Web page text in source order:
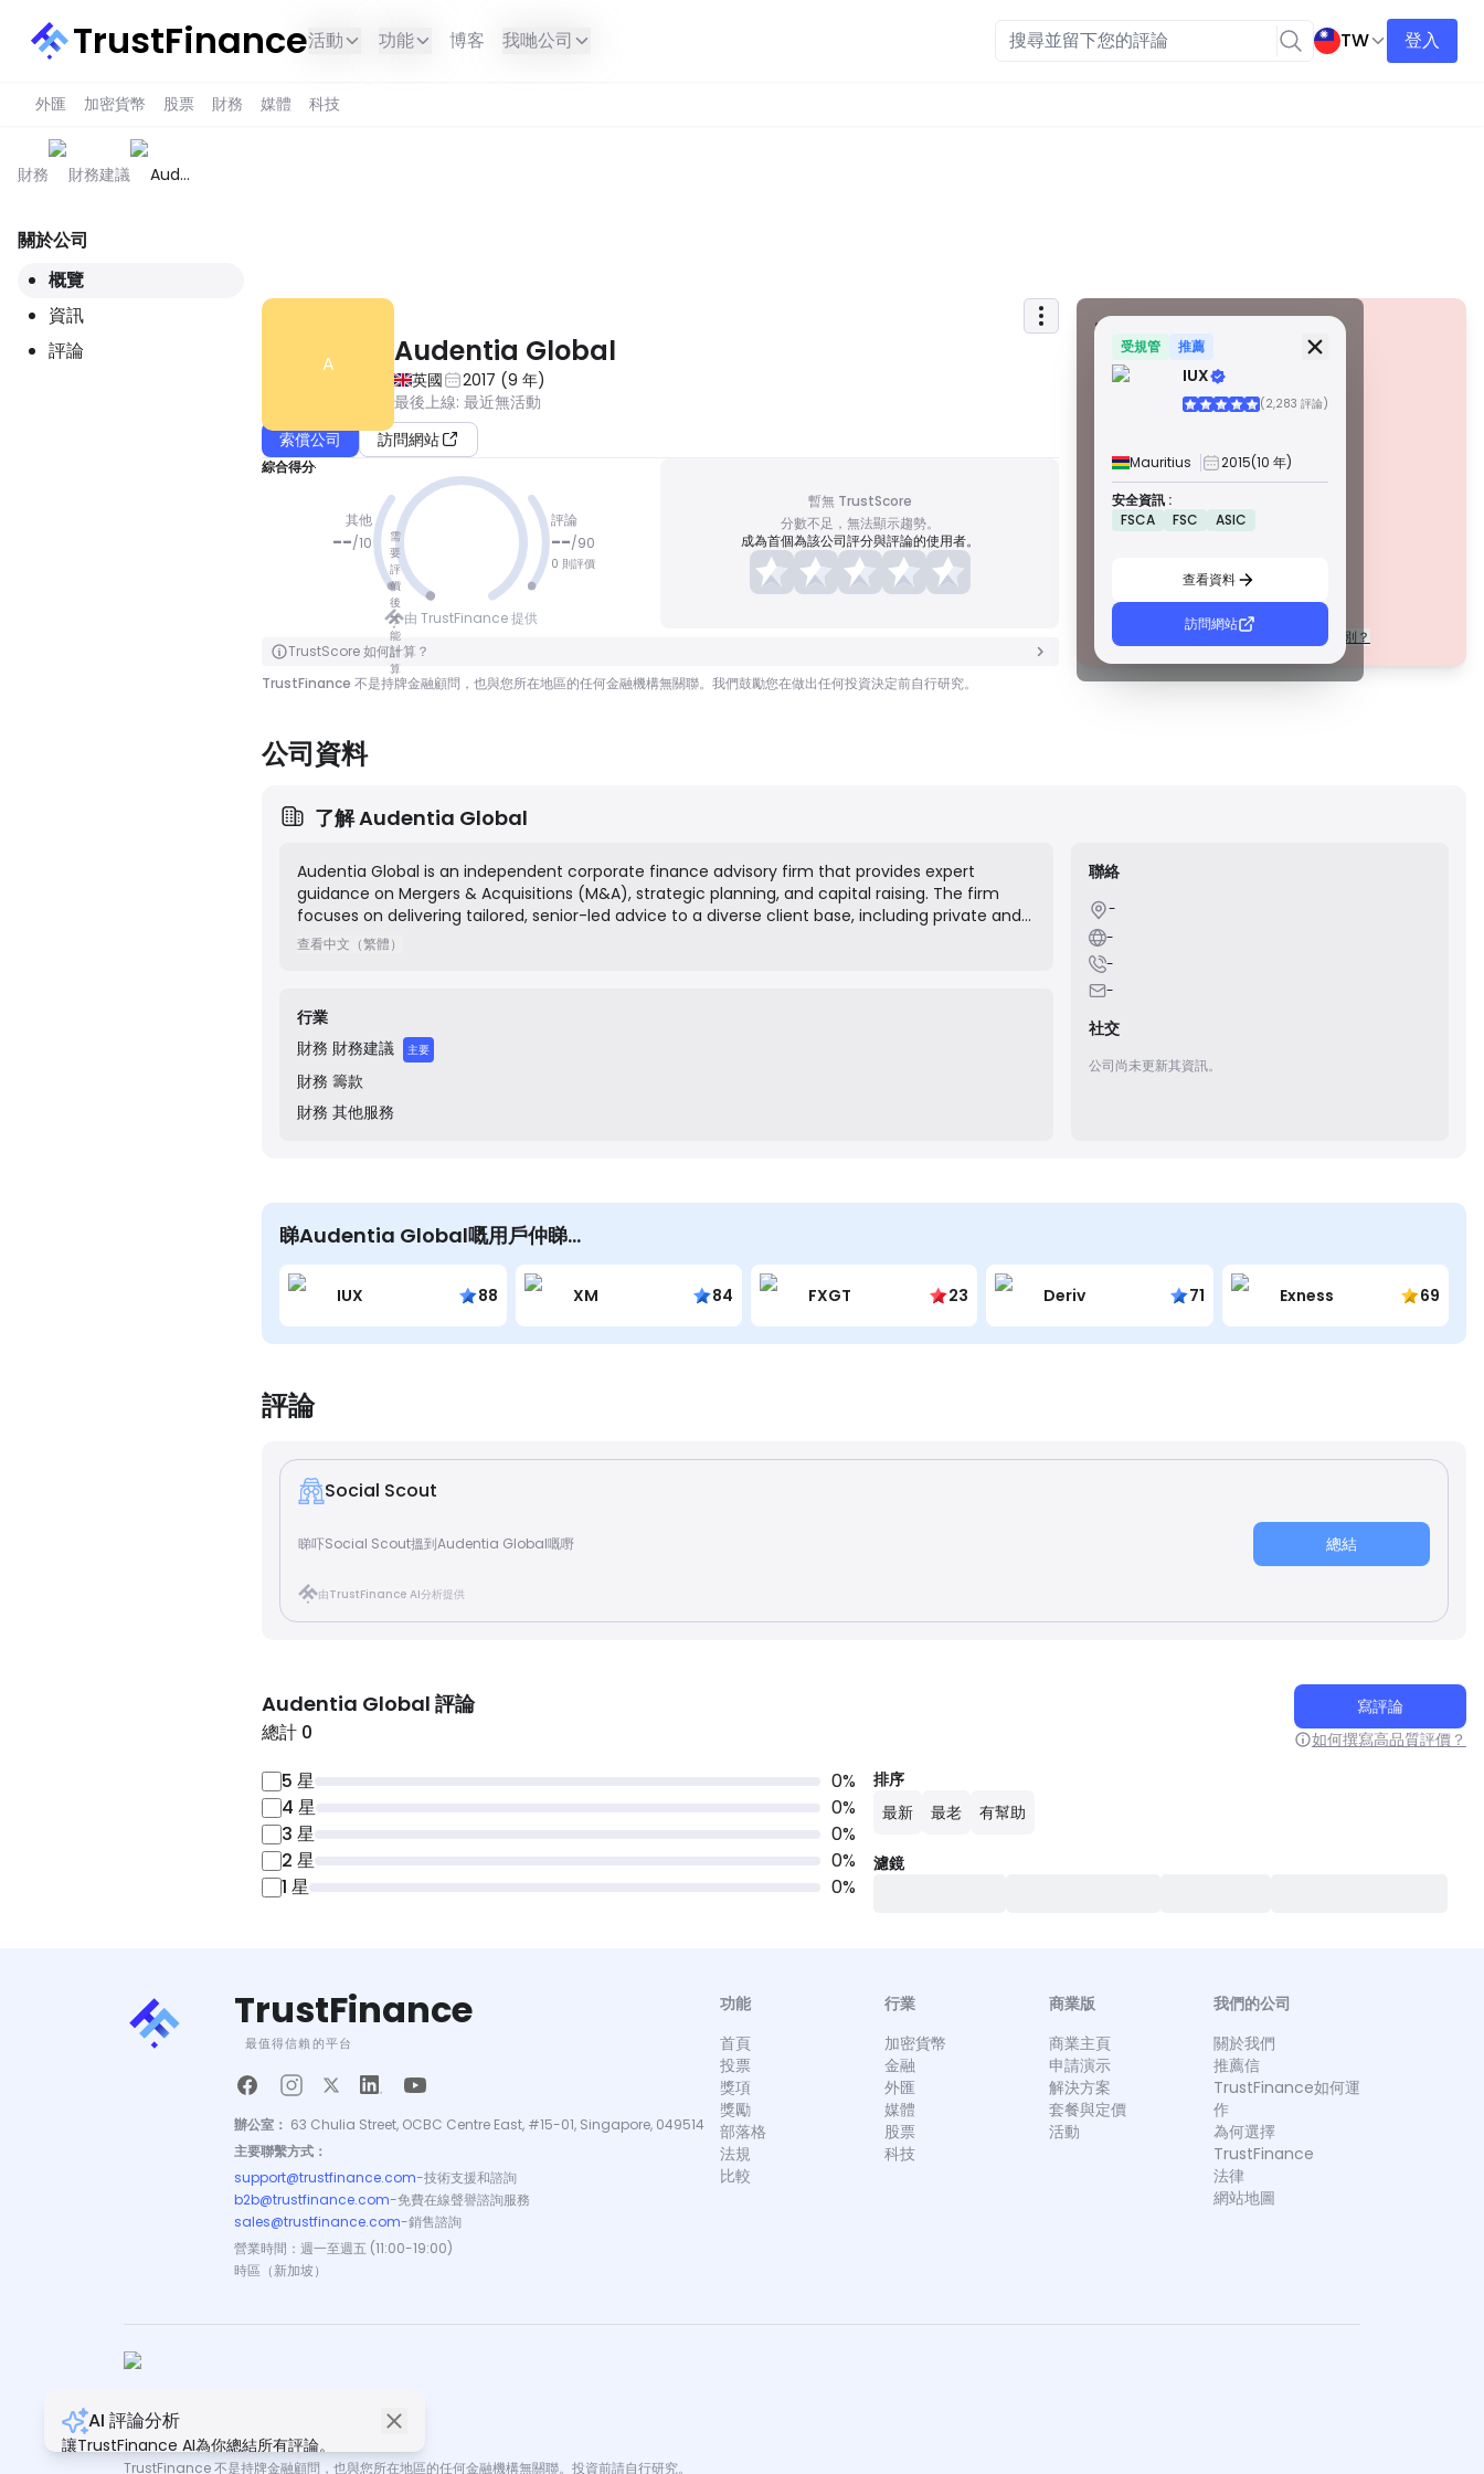
TrustFinance活動 功能 博客 我哋公司 TW 登入
外匯 加密貨幣 股票 財務 媒體 科技
財務 財務建議
Audentia
關於公司
概覽
資訊
評論
A Audentia Global
英國 2017 (9 年)
最後上線: 最近無活動
索償公司
訪問網站
綜合得分
其他
--/10
需
要
評
價
後
才
能
計
算
冇分數
點擊翻轉
評論
--/90
0 則評價
由 TrustFinance 提供
暫無 TrustScore
分數不足，無法顯示趨勢。
成為首個為該公司評分與評論的使用者。
TrustScore 如何計算？
受規管 推薦
IUX
(2,283 評論)
Mauritius 2015(10 年)
安全資訊 :
FSCA
FSC ASIC
查看資料
訪問網站
安全資訊
警告
該公司目前
請注意潛在風險！
每個等級的許可證在法規上有什麼區別？
由全球知名監管機構頒發，這些許可證透過嚴格的合規性、
由受尊敬的區域監管機構授予，這些許可證提供強大的安全
措施，例如資金隔離、財務報告和補償計劃。雖然沒有等級 1
那麼嚴格，但它們提供可靠的區域保護。
如最低資本要求和 AML 政策。監管較不嚴格，因此交易者應
謹慎行事並驗證安全措施。
來自監管最少的司法管轄區，這些許可證通常缺乏關鍵保
護，例如資金隔離和保險。雖然它們對營運彈性很有吸引
力，但它們對交易者構成較高的風險。
TrustFinance 不是持牌金融顧問，也與您所在地區的任何金融機構無關聯。我們鼓勵您在做出任何投資決定前自行研究。
公司資料
了解Audentia Global
Audentia Global is an independent corporate finance advisory firm that provides expert
guidance on Mergers & Acquisitions (M&A), strategic planning, and capital raising. The firm
focuses on delivering tailored, senior-led advice to a diverse client base, including private and
public companies, entrepreneurs, and financial sponsors. Their mission is to help clients
查看中文（繁體）
行業
財務 財務建議 主要
財務 籌款
財務 其他服務
聯絡
-
-
-
-
社交
公司尚未更新其資訊。
睇Audentia Global嘅用戶仲睇…
IUX 88 XM 84 FXGT 23 Deriv 71 Exness 69
評論
Social Scout
睇吓Social Scout搵到Audentia Global嘅嘢 總結
由TrustFinance AI分析提供
Audentia Global 評論
總計 0
寫評論
如何撰寫高品質評價？
5 星 0%
4 星 0%
3 星 0%
2 星 0%
1 星 0%
排序
最新
最老 有幫助
濾鏡
AI 評論分析
讓TrustFinance AI為你總結所有評論。
TrustFinance
最值得信賴的平台
辦公室： 63 Chulia Street, OCBC Centre East, #15-01, Singapore, 049514
主要聯繫方式：
support@trustfinance.com-技術支援和諮詢
b2b@trustfinance.com-免費在線聲譽諮詢服務
sales@trustfinance.com-銷售諮詢
營業時間：週一至週五 (11:00-19:00)
時區（新加坡）
功能
首頁
投票
獎項
獎勵
部落格
法規
比較
行業
加密貨幣
金融
外匯
媒體
股票
科技
商業版
商業主頁
申請演示
解決方案
套餐與定價
活動
我們的公司
關於我們
推薦信
TrustFinance如何運
作
為何選擇
TrustFinance
法律
網站地圖
版權所有 © TrustFinance 2026 | V.2.0
TrustFinance 不是持牌金融顧問，也與您所在地區的任何金融機構無關聯。投資前請自行研究。